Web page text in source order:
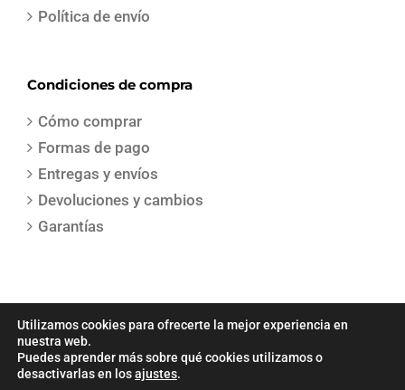
Política de envío
Condiciones de compra
Cómo comprar
Formas de pago
Entregas y envíos
Devoluciones y cambios
Garantías
COPYRIGHT 2021 | Todos los derechos reservados | Creado por
Utilizamos cookies para ofrecerte la mejor experiencia en
nuestra web.
Puedes aprender más sobre qué cookies utilizamos o
desactivarlas en losajustes.